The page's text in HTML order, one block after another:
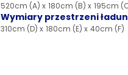
520cm (A) x 180cm (B) x 195cm
Wymiary przestrzeni
310cm (D) x 180cm (E) x 40cm (F)